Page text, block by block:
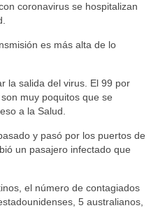
coronavirus se hospitalizan
es más alta de lo
la salida del virus. El 99 por
muy poquitos que se
a la Salud.
y pasó por los puertos de
un pasajero infectado que
el número de contagiados
5 australianos,